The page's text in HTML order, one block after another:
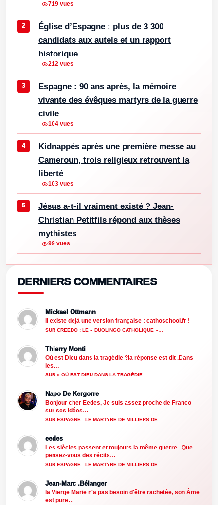
719 vues
Église d’Espagne : plus de 3 300
candidats aux autels et un rapport
historique
212 vues
Espagne : 90 ans après, la mémoire
vivante des évêques martyrs de la guerre
civile
104 vues
Kidnappés après une première messe au
Cameroun, trois religieux retrouvent la
liberté
103 vues
Jésus a-t-il vraiment existé ? Jean-
Christian Petitfils répond aux thèses
mythistes
99 vues
DERNIERS COMMENTAIRES
Mickael Ottmann
Il existe déjà une version française : cathoschool.fr !
SUR CREEDO : LE « DUOLINGO CATHOLIQUE »…
Thierry Monti
Où est Dieu dans la tragédie ?la réponse est dit .Dans
les…
SUR « OÙ EST DIEU DANS LA TRAGÉDIE…
Napo De Kergorre
Bonjour cher Eedes, Je suis assez proche de Franco
sur ses idées…
SUR ESPAGNE : LE MARTYRE DE MILLIERS DE…
eedes
Les siècles passent et toujours la même guerre.. Que
pensez-vous des récits…
SUR ESPAGNE : LE MARTYRE DE MILLIERS DE…
Jean-Marc .Bélanger
la Vierge Marie n'a pas besoin d'être rachetée, son Âme
est pure…